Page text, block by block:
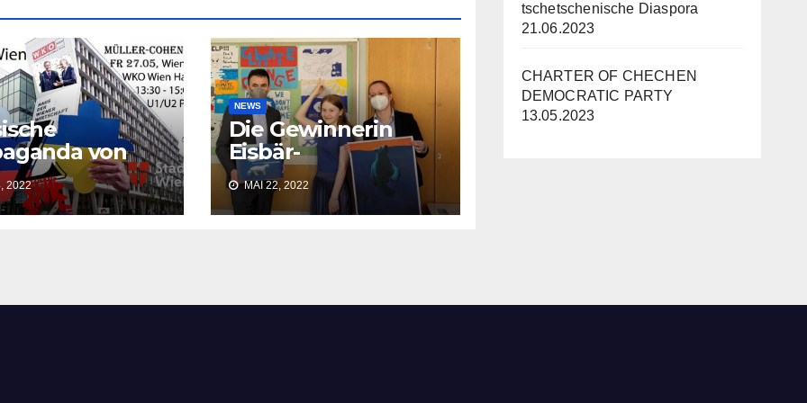
von
WIEN
2022
NEWS
Die Gewinnerin
Eisbär-
Malwettbewerbs
MAI 22, 2022
tschetschenische Diaspora
21.06.2023
CHARTER OF CHECHEN
DEMOCRATIC PARTY
13.05.2023